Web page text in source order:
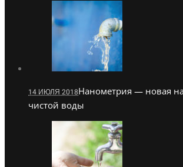
14 ИЮЛЯ 2018Нанометрия — новая
чистой воды